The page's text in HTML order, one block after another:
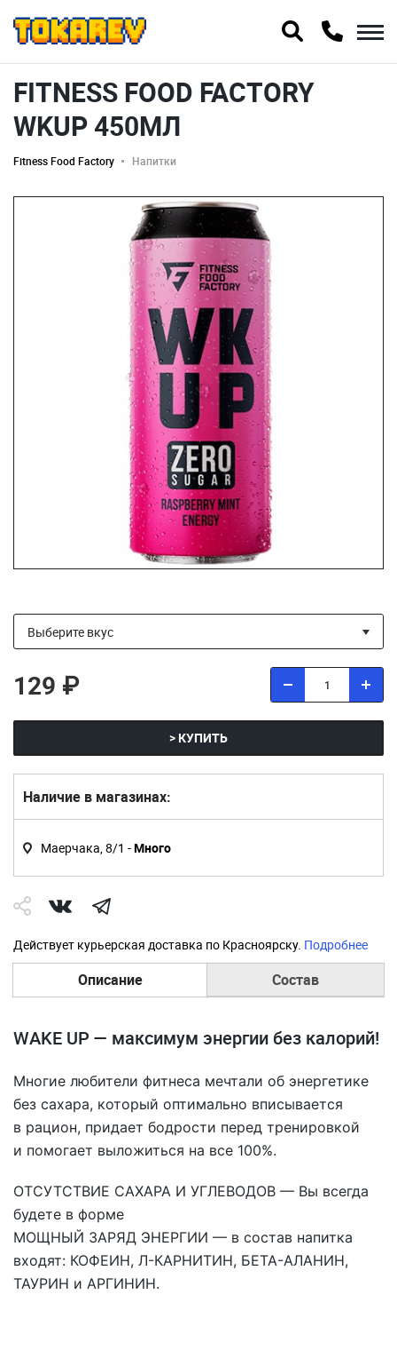
FITNESS FOOD FACTORY
WKUP 450МЛ
Fitness Food Factory Напитки
129 ₽
> КУПИТЬ
Наличие в магазинах:
Маерчака, 8/1 -Много
Действует курьерская доставка по Красноярску. Подробнее
Описание Состав
WAKE UP — максимум энергии без калорий!
Многие любители фитнеса мечтали об энергетике
без сахара, который оптимально вписывается
в рацион, придает бодрости перед тренировкой
и помогает выложиться на все 100%.
ОТСУТСТВИЕ САХАРА И УГЛЕВОДОВ — Вы всегда
будете в форме
МОЩНЫЙ ЗАРЯД ЭНЕРГИИ — в состав напитка
входят: КОФЕИН, Л-КАРНИТИН, БЕТА-АЛАНИН,
ТАУРИН и АРГИНИН.